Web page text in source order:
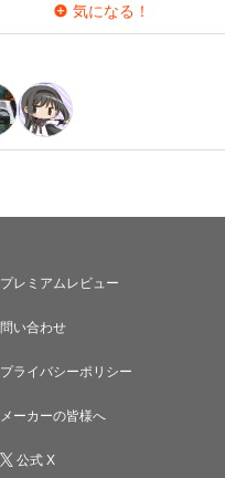
気になる！
プレミアムレビュー
問い合わせ
プライバシーポリシー
メーカーの皆様へ
公式 X